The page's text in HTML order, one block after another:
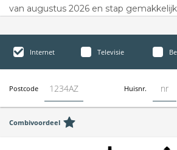
van augustus 2026 en stap
Internet Televisie
Postcode Huisnr.
Combivoordeel